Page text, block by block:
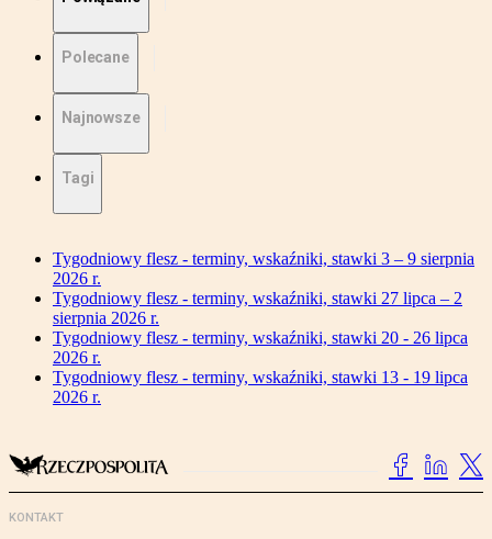
Polecane
Najnowsze
Tagi
Tygodniowy flesz - terminy, wskaźniki, stawki 3 – 9 sierpnia
2026 r.
Tygodniowy flesz - terminy, wskaźniki, stawki 27 lipca – 2
sierpnia 2026 r.
Tygodniowy flesz - terminy, wskaźniki, stawki 20 - 26 lipca
2026 r.
Tygodniowy flesz - terminy, wskaźniki, stawki 13 - 19 lipca
2026 r.
KONTAKT